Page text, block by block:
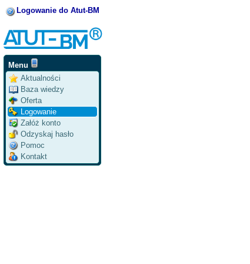
Logowanie do Atut-BM
Menu
Aktualności
Baza wiedzy
Oferta
Logowanie
Załóż konto
Odzyskaj hasło
Pomoc
Kontakt